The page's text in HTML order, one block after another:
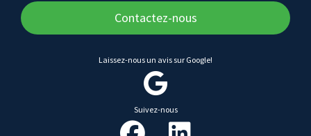
haut
contenu
Contactez-nous
Laissez-nous un avis sur Google!
Suivez-nous